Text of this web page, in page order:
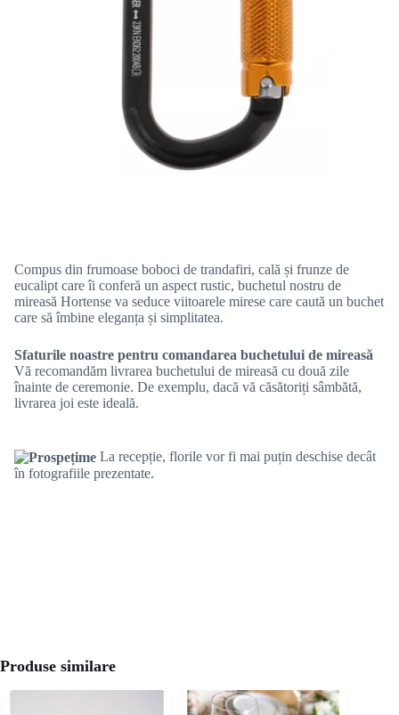
Compus din frumoase boboci de trandafiri, cală și frunze de
eucalipt care îi conferă un aspect rustic, buchetul nostru de
mireasă Hortense va seduce viitoarele mirese care caută un buchet
care să îmbine eleganța și simplitatea.
Sfaturile noastre pentru comandarea buchetului de mireasă
Vă recomandăm livrarea buchetului de mireasă cu două zile
înainte de ceremonie. De exemplu, dacă vă căsătoriți sâmbătă,
livrarea joi este ideală.
La recepție, florile vor fi mai puțin deschise decât
în fotografiile prezentate.
Produse similare